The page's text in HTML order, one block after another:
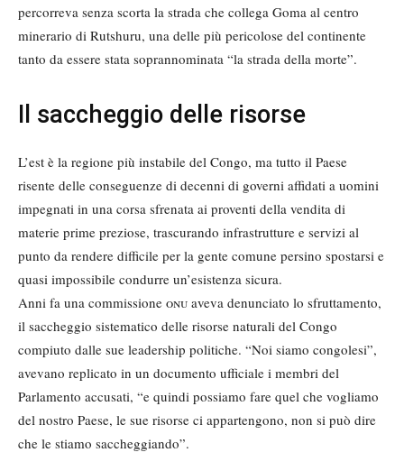
percorreva senza scorta la strada che collega Goma al centro
minerario di Rutshuru, una delle più pericolose del continente
tanto da essere stata soprannominata “la strada della morte”.
Il saccheggio delle risorse
L’est è la regione più instabile del Congo, ma tutto il Paese
risente delle conseguenze di decenni di governi affidati a uomini
impegnati in una corsa sfrenata ai proventi della vendita di
materie prime preziose, trascurando infrastrutture e servizi al
punto da rendere difficile per la gente comune persino spostarsi e
quasi impossibile condurre un’esistenza sicura.
Anni fa una commissione onu aveva denunciato lo sfruttamento,
il saccheggio sistematico delle risorse naturali del Congo
compiuto dalle sue leadership politiche. “Noi siamo congolesi”,
avevano replicato in un documento ufficiale i membri del
Parlamento accusati, “e quindi possiamo fare quel che vogliamo
del nostro Paese, le sue risorse ci appartengono, non si può dire
che le stiamo saccheggiando”.